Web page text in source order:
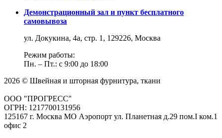
Демонстрационный зал и пункт бесплатного
самовывоза
ул. Докукина, 4а, стр. 1, 129226, Москва
Режим работы:
Пн. – Пт.: с 9:00 до 18:00
2026 © Швейная и шторная фурнитура, ткани
ООО "ПРОГРЕСС"
ОГРН: 1217700131956
125167 г. Москва МО Аэропорт ул. Планетная д.29 пом.I ком.1
офис 2